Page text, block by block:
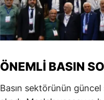
ÖNEMLI BASIN
Basın sektörünün